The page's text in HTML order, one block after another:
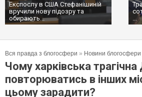
Трамп не передасть Україні
сотні ракет до Patriot, бо у США
...
Вся правда з блогосфери » Новини блогосфери
Чому харківська
повторюватись в інших
цьому зарадити?